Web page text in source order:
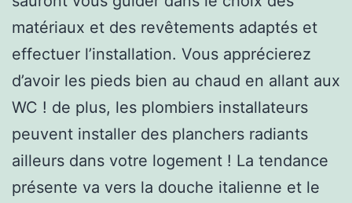
matériaux et des revêtements adaptés et
effectuer l’installation. Vous apprécierez
d’avoir les pieds bien au chaud en allant aux
WC ! de plus, les plombiers installateurs
peuvent installer des planchers radiants
ailleurs dans votre logement ! La tendance
présente va vers la douche italienne et le